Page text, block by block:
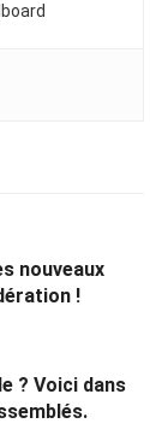
nouveaux
!
? Voici dans